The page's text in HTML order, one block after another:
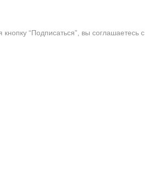
“Подписаться”, вы соглашаетесь с